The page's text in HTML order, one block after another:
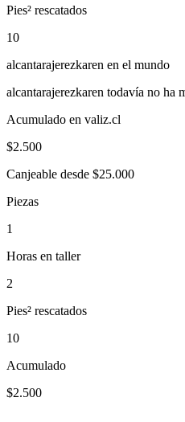
Pies² rescatados
10
alcantarajerezkaren en el mundo
alcantarajerezkaren todavía no ha
Acumulado en valiz.cl
$2.500
Canjeable desde $25.000
Piezas
1
Horas en taller
2
Pies² rescatados
10
Acumulado
$2.500